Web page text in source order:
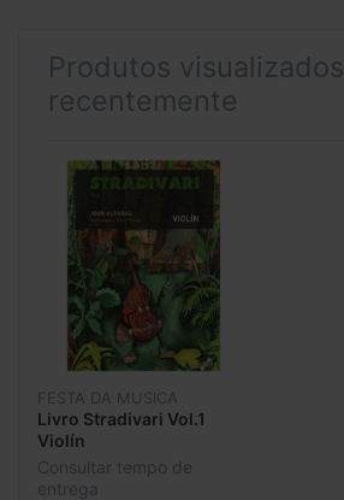
Produtos visualizados
recentemente
FESTA DA MUSICA
Livro Stradivari Vol.1
Violín
Consultar tempo de
entrega